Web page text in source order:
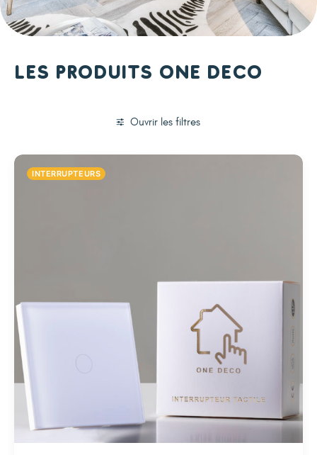
Les produits One Deco
Ouvrir les filtres
INTERRUPTEURS